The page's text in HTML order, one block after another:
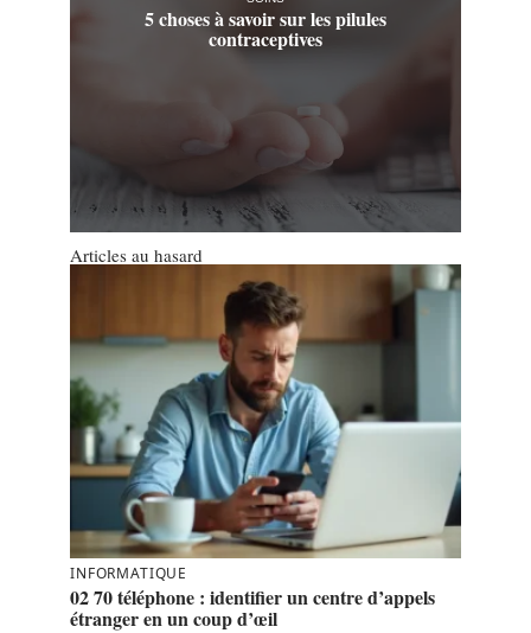
5 choses à savoir sur les pilules
contraceptives
Articles au hasard
INFORMATIQUE
02 70 téléphone : identifier un centre d’appels
étranger en un coup d’œil